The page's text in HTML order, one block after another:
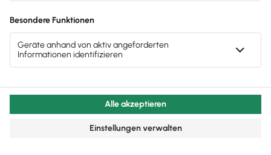
Jetzt anmelden
Mach's dir leicht und gib deinem Business den